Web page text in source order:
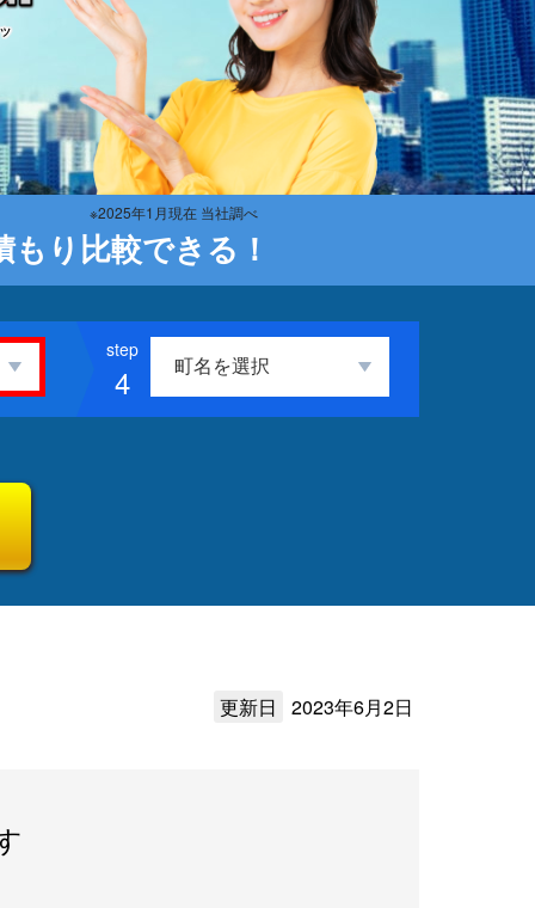
り比較できる！
※2025年1月現在 当社調べ
4
更新日 2023年6月2日